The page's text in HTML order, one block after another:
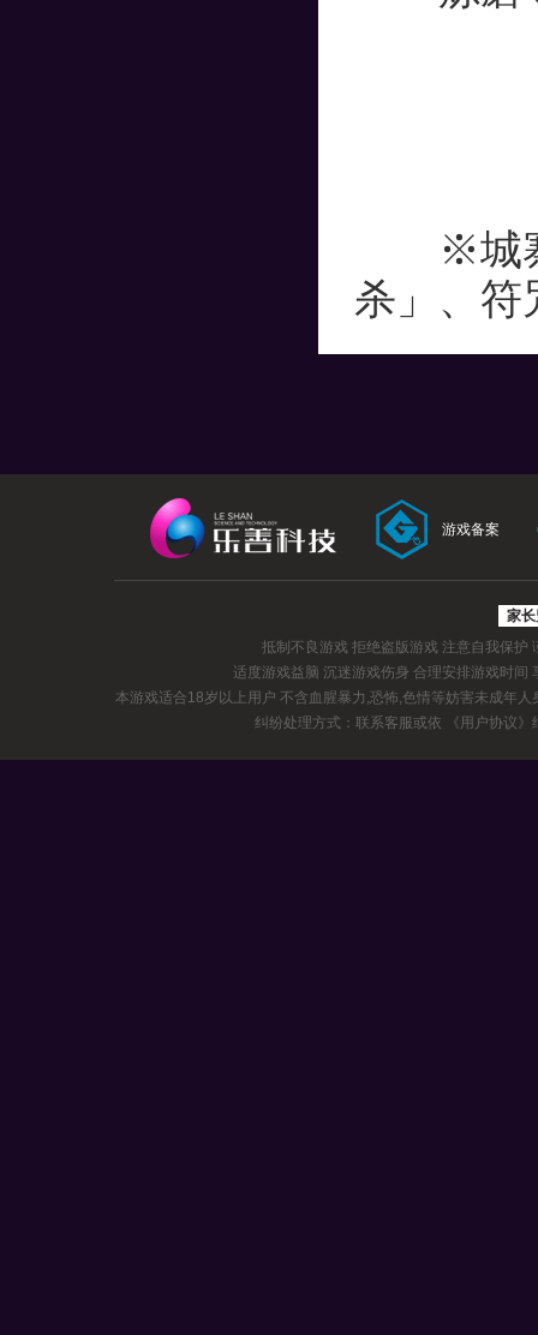
※城寨
杀」、
游戏备案
家
抵制不良游戏 拒绝盗版游戏 注意自我保护
适度游戏益脑 沉迷游戏伤身 合理安排游戏时间
本游戏适合18岁以上用户 不含血腥暴力,恐怖,色情等妨害未成年人
纠纷处理方式：联系客服或依
《用户协议》